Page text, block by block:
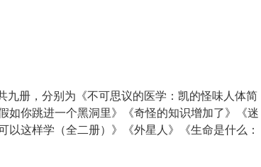
册，分别为《不可思议的医学：凯的怪味人体简
如你跳进一个黑洞里》《奇怪的知识增加了》《迷
这样学（全二册）》《外星人》《生命是什么：